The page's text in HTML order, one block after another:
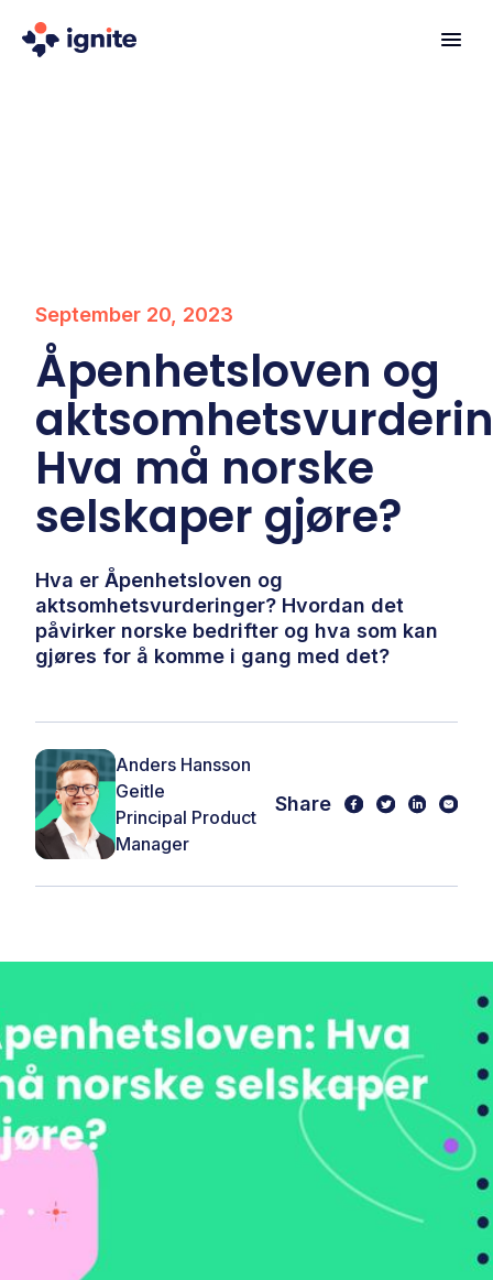
September 20, 2023
Åpenhetsloven og
Hva må norske
selskaper gjøre?
Hva er Åpenhetsloven og
aktsomhetsvurderinger? Hvordan det
påvirker norske bedrifter og hva som kan
gjøres for å komme i gang med det?
Anders Hansson
Geitle
Principal Product
Manager
Share